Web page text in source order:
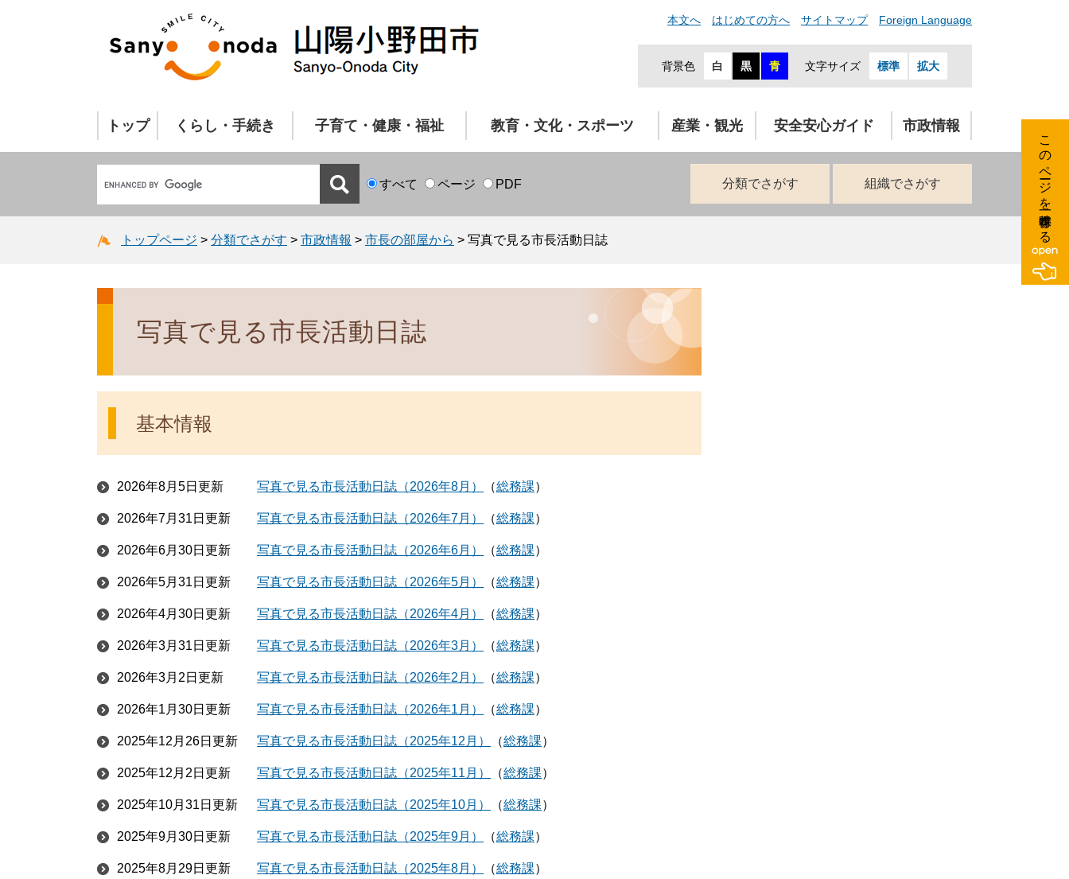
本文へ はじめての方へ サイトマップ Foreign Language
背景色 白 黒 青 文字サイズ 標準 拡大
トップ くらし・手続き 子育て・健康・福祉 教育・文化・スポーツ 産業・観光 安全安心ガイド 市政情報
すべて ページ PDF 分類でさがす 組織でさがす
トップページ > 分類でさがす > 市政情報 > 市長の部屋から > 写真で見る市長活動日誌
写真で見る市長活動日誌
基本情報
2026年8月5日更新 写真で見る市長活動日誌（2026年8月） 総務課
2026年7月31日更新 写真で見る市長活動日誌（2026年7月） 総務課
2026年6月30日更新 写真で見る市長活動日誌（2026年6月） 総務課
2026年5月31日更新 写真で見る市長活動日誌（2026年5月） 総務課
2026年4月30日更新 写真で見る市長活動日誌（2026年4月） 総務課
2026年3月31日更新 写真で見る市長活動日誌（2026年3月） 総務課
2026年3月2日更新 写真で見る市長活動日誌（2026年2月） 総務課
2026年1月30日更新 写真で見る市長活動日誌（2026年1月） 総務課
2025年12月26日更新 写真で見る市長活動日誌（2025年12月） 総務課
2025年12月2日更新 写真で見る市長活動日誌（2025年11月） 総務課
2025年10月31日更新 写真で見る市長活動日誌（2025年10月） 総務課
2025年9月30日更新 写真で見る市長活動日誌（2025年9月） 総務課
2025年8月29日更新 写真で見る市長活動日誌（2025年8月） 総務課
このページを一時保存する